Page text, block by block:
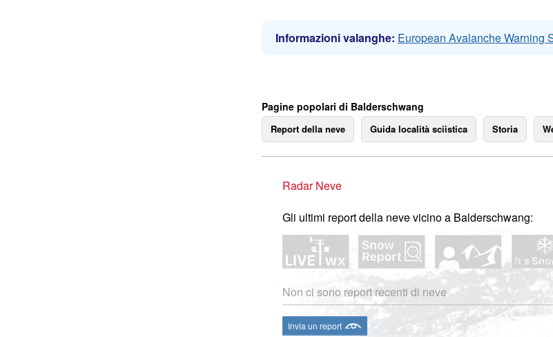
Informazioni valanghe: European Avalanche Warning
Pagine popolari di Balderschwang
Report della neve Guida località sciistica Storia
Radar Neve
Gli ultimi report della neve vicino a Balderschwang:
Non ci sono report recenti di neve
Invia un report